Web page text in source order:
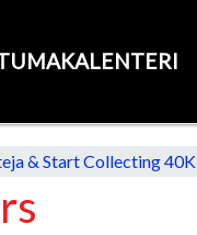
& Start Collecting 40K